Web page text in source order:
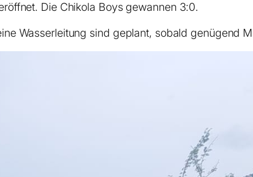
Die Chikola Boys gewannen 3:0.
Wasserleitung sind geplant, sobald genügend